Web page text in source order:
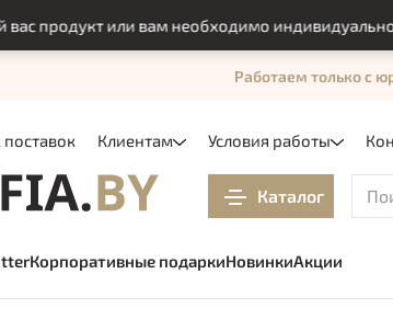
или вам необходимо индивидуальное
Клиентам Условия работы
Работаем только с
Каталог
Корпоративные подаркиНовинкиАкции